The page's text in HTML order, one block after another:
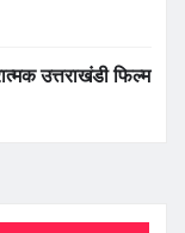
उत्तराखंडी फिल्म